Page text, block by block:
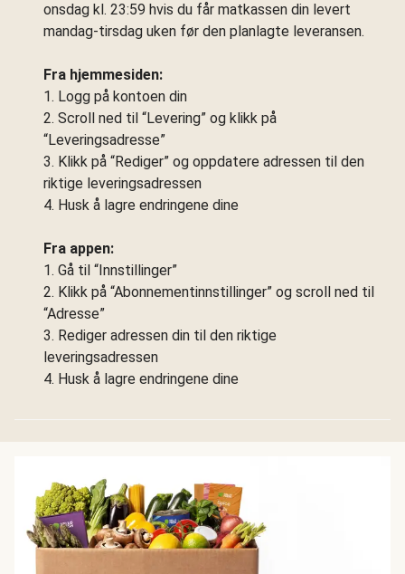
onsdag kl. 23:59 hvis du får matkassen din levert
mandag-tirsdag uken før den planlagte leveransen.
Fra hjemmesiden:
1. Logg på kontoen din
2. Scroll ned til “Levering” og klikk på
“Leveringsadresse”
3. Klikk på “Rediger” og oppdatere adressen til den
riktige leveringsadressen
4. Husk å lagre endringene dine
Fra appen:
1. Gå til “Innstillinger”
2. Klikk på “Abonnementinnstillinger” og scroll ned til
“Adresse”
3. Rediger adressen din til den riktige
leveringsadressen
4. Husk å lagre endringene dine